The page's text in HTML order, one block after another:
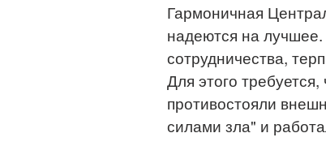
Гармоничная
надеются на
сотрудничества,
Для этого
противостояли
силами зла" и